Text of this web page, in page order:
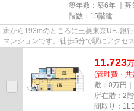
築年数：築6年 ｜募
階数：15階建
家から193mのところに三菱東京UFJ銀
マンションです。徒歩5分で駅にアクセ
11.723万
(管理費・
敷：0万円
所在階：2階
間取り：